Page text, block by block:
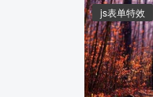
js表单特效